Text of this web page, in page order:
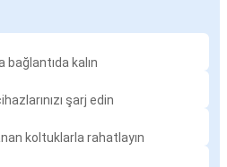
kalın
şarj edin
koltuklarla rahatlayın